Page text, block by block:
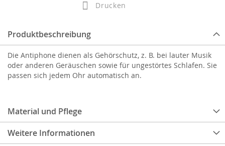
Drucken
Produktbeschreibung
Material und Pflege
Weitere Informationen
Die Antiphone dienen als Gehörschutz, z. B. bei lauter Musik
oder anderen Geräuschen sowie für ungestörtes Schlafen. Sie
passen sich jedem Ohr automatisch an.